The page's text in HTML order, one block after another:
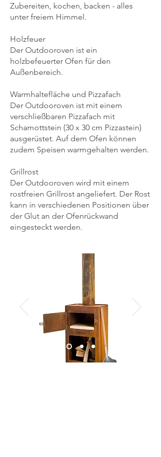
Zubereiten, kochen, backen - alles
unter freiem Himmel.
Holzfeuer
Der Outdooroven ist ein
holzbefeuerter Ofen für den
Außenbereich.
Warmhaltefläche und Pizzafach
Der Outdooroven ist mit einem
verschließbaren Pizzafach mit
Schamottstein (30 x 30 cm Pizzastein)
ausgerüstet. Auf dem Ofen können
zudem Speisen warmgehalten werden.
Grillrost
Der Outdooroven wird mit einem
rostfreien Grillrost angeliefert. Der Rost
kann in verschiedenen Positionen über
der Glut an der Ofenrückwand
eingesteckt werden.